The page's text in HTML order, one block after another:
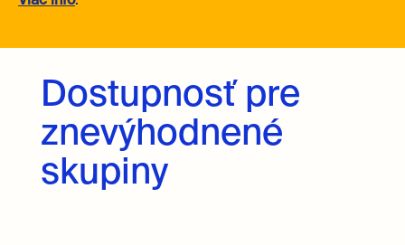
Dostupnosť pre
znevýhodnené
skupiny